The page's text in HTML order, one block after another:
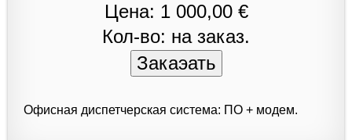
Цена: 1 000,00 €
Кол-во: на заказ.
Офисная диспетчерская система: ПО + модем.